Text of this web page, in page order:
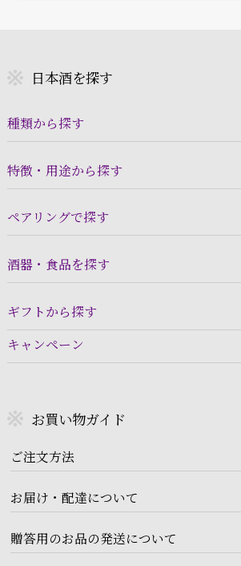
日本酒を探す
種類から探す
特徴・用途から探す
ペアリングで探す
酒器・食品を探す
ギフトから探す
キャンペーン
お買い物ガイド
ご注文方法
お届け・配達について
贈答用のお品の発送について